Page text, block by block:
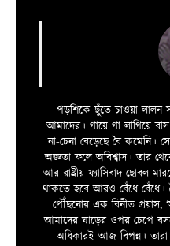
পড়শিকে ছুঁতে চাওয়া লালন
আমাদের। গায়ে গা লাগিয়ে
না-চেনা বেড়েছে বৈ কমেনি।
অজ্ঞতা ফলে অবিশ্বাস। তার
আর রাষ্ট্রীয় ফ্যাসিবাদ ছোবল
থাকতে হবে আরও বেঁধে বেঁধে।
পৌঁছনোর এক বিনীত প্রয়াস,
আমাদের ঘাড়ের ওপর চেপে
অধিকারই আজ বিপন্ন। তারা